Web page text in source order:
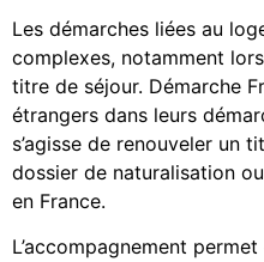
Les démarches liées au
complexes, notamment
titre de séjour. Démarche
étrangers dans leurs
s’agisse de renouveler un
dossier de naturalisation
en France.
L’accompagnement